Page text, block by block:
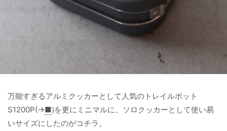
万能すぎるアルミクッカーとして人気のトレイルポット
S1200P(→■)を更にミニマルに、ソロクッカーとして使い易
いサイズにしたのがコチラ。